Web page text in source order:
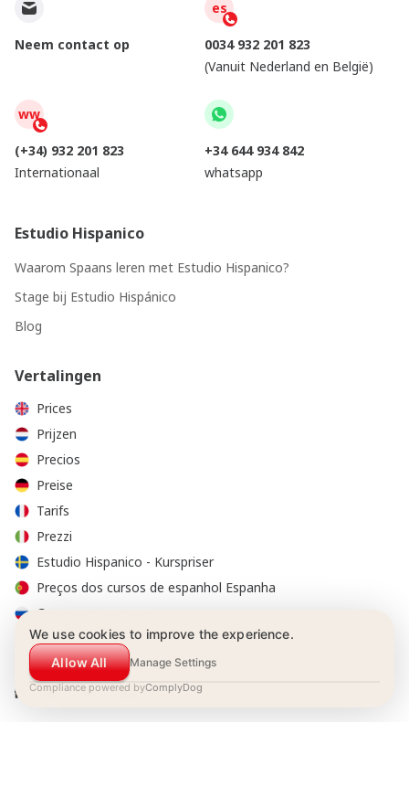
Neem contact op
es
0034 932 201 823
(Vanuit Nederland en België)
ww
(+34) 932 201 823
Internationaal
+34 644 934 842
whatsapp
Estudio Hispanico
Waarom Spaans leren met Estudio Hispanico?
Stage bij Estudio Hispánico
Blog
Vertalingen
Prices
Prijzen
Precios
Preise
Tarifs
Prezzi
Estudio Hispanico - Kurspriser
Preços dos cursos de espanhol Espanha
Стоимость курсов
We use cookies to improve the experience.
Allow All
Manage Settings
Compliance powered byComplyDog